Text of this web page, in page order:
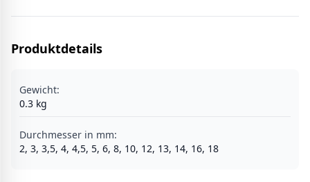
Produktdetails
Gewicht:
0.3 kg
Durchmesser in mm:
2, 3, 3,5, 4, 4,5, 5, 6, 8, 10, 12, 13, 14, 16, 18